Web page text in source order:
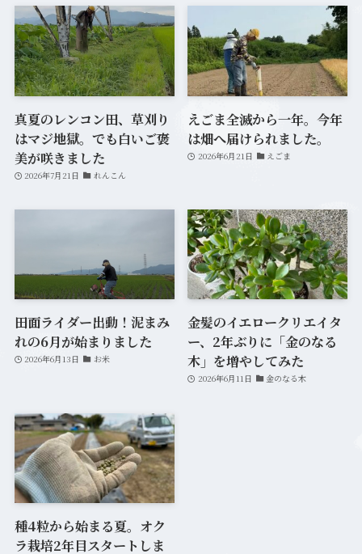
真夏のレンコン田、草刈り
はマジ地獄。でも白いご褒
美が咲きました
2026年7月21日 れんこん
えごま全滅から一年。今年
は畑へ届けられました。
2026年6月21日 えごま
田面ライダー出動！泥まみ
れの6月が始まりました
2026年6月13日 お米
金髪のイエロークリエイタ
ー、2年ぶりに「金のなる
木」を増やしてみた
2026年6月11日 金のなる木
種4粒から始まる夏。オク
ラ栽培2年目スタートしま